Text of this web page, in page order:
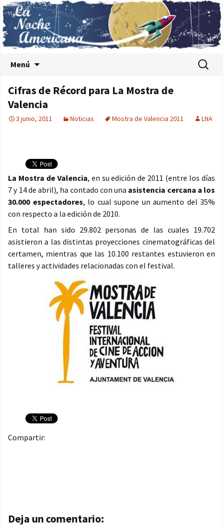
Menú Buscar:
Cifras de Récord para La Mostra de
Valencia
3 junio, 2011 Noticias Mostra de Valencia 2011 LNA
La Mostra de Valencia, en su edición de 2011 (entre los días
7 y 14 de abril), ha contado con una asistencia cercana a los
30.000 espectadores, lo cual supone un aumento del 35%
con respecto a la edición de 2010.
En total han sido 29.802 personas de las cuales 19.702
asistieron a las distintas proyecciones cinematográficas del
certamen, mientras que las 10.100 restantes estuvieron en
talleres y actividades relacionadas con el festival.
Compartir:
Navegación de entradas
Deja un comentario: